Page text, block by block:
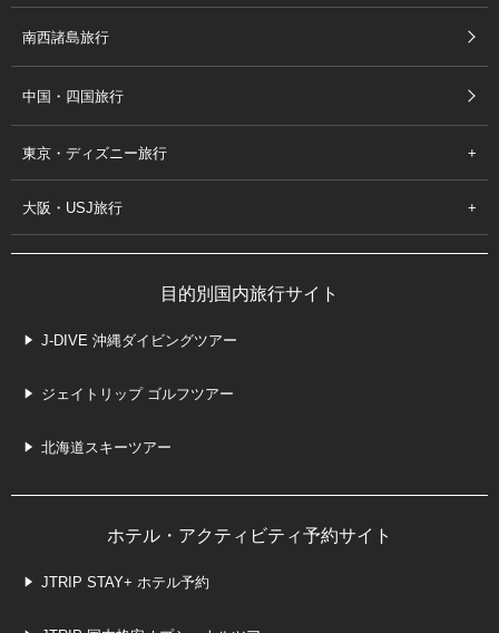
南西諸島旅行
中国・四国旅行
東京・ディズニー旅行
大阪・USJ旅行
目的別国内旅行サイト
J-DIVE 沖縄ダイビングツアー
ジェイトリップ ゴルフツアー
北海道スキーツアー
ホテル・アクティビティ予約サイト
JTRIP STAY+ ホテル予約